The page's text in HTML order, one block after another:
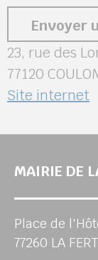
Envoyer
23, rue des
77120
Site internet
MAIRIE DE
Place de
77260 LA